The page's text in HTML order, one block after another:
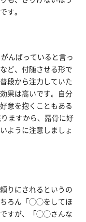
す。
んばっていると言っ
ど、付随させる形で
段から注力していた
果は高いです。自分
意を抱くこともある
ますから、露骨に好
ように注意しましょ
りにされるというの
ちろん「◯◯をしてほ
ですが、「◯◯さんな